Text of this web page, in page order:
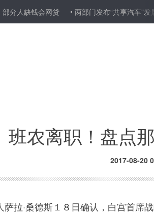
会网贷 两部门发布“共享汽车”发展指导意
班农离职！盘点
2017-08-20
·桑德斯１８日确认，白宫首席战